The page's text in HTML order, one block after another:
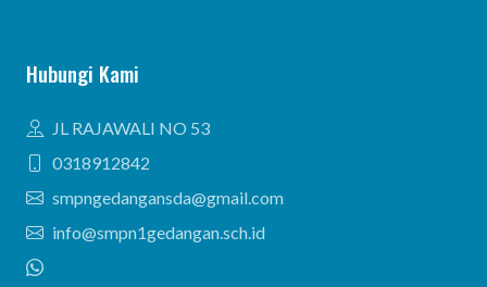
Hubungi Kami
JL RAJAWALI NO 53
0318912842
smpngedangansda@gmail.com
info@smpn1gedangan.sch.id